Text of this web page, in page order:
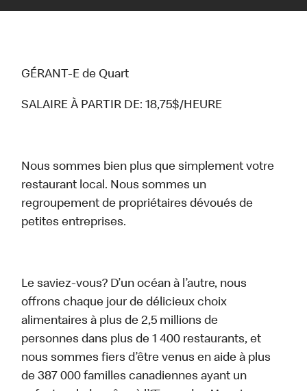
GÉRANT-E de Quart
SALAIRE À PARTIR DE: 18,75$/HEURE
Nous sommes bien plus que simplement votre
restaurant local. Nous sommes un
regroupement de propriétaires dévoués de
petites entreprises.
Le saviez-vous? D’un océan à l’autre, nous
offrons chaque jour de délicieux choix
alimentaires à plus de 2,5 millions de
personnes dans plus de 1 400 restaurants, et
nous sommes fiers d’être venus en aide à plus
de 387 000 familles canadiennes ayant un